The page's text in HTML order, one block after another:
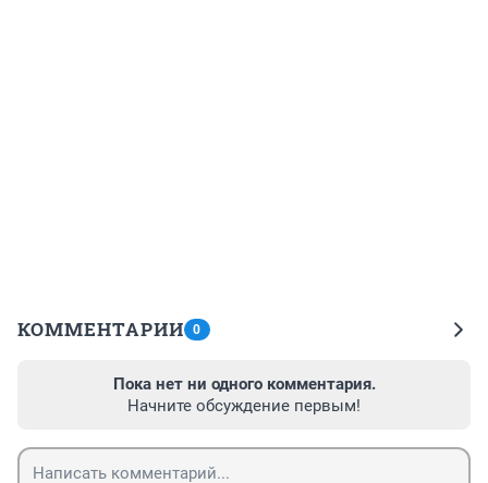
КОММЕНТАРИИ 0
Пока нет ни одного комментария.
Начните обсуждение первым!